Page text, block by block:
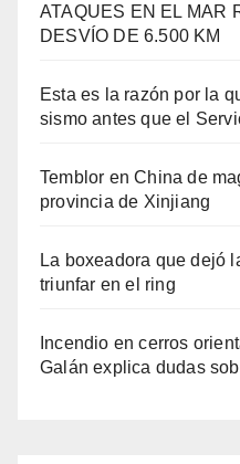
ATAQUES EN EL MAR
DESVÍO DE 6.500 KM
Esta es la razón por la
sismo antes que el
Temblor en China de
provincia de Xinjiang
La boxeadora que dejó
triunfar en el ring​
Incendio en cerros
Galán explica dudas